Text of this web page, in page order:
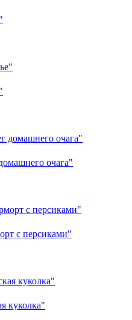
очага"
с персиками"
куколка"